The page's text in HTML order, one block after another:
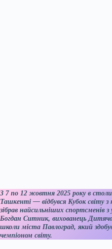
З 7 по 12 жовтня 2025 року в
Ташкенті — відбувся Кубок світу з
зібрав найсильніших спортсменів
Богдан Ситник, вихованець
школи міста Павлоград, який
чемпіоном світу.